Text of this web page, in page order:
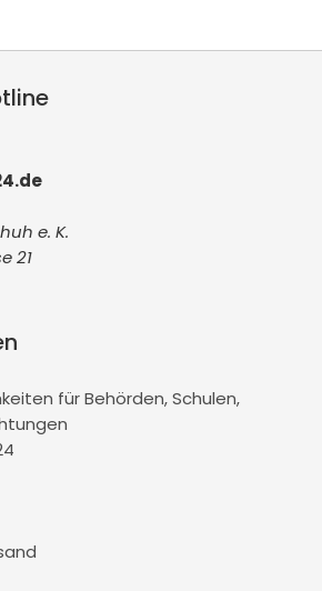
e. K.
21
für Behörden, Schulen,